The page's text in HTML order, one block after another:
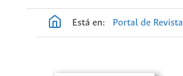
Está en: Portal de